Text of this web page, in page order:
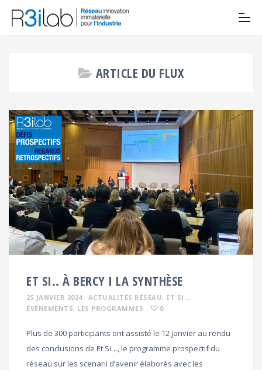
ARTICLE DU FLUX
ET SI.. À BERCY I LA SYNTHÈSE
25 JANVIER 2024 ACTUALITÉS RÉSEAU, ET SI..,
ÉVÉNEMENTS, LES PROGRAMMES 0
Plus de 300 participants ont assisté le 12 janvier au rendu
des conclusions de Et Si…, le programme prospectif du
réseau sur les scenarii d’avenir élaborés avec les